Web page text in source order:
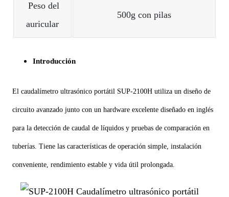
Peso del
auricular
500g con pilas
Introducción
El caudalímetro ultrasónico portátil SUP-2100H utiliza un diseño de
circuito avanzado junto con un hardware excelente diseñado en inglés
para la detección de caudal de líquidos y pruebas de comparación en
tuberías. Tiene las características de operación simple, instalación
conveniente, rendimiento estable y vida útil prolongada.